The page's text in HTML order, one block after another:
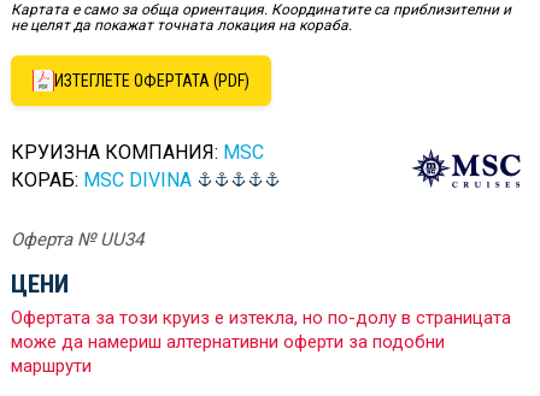
Картата е само за обща ориентация. Координатите са приблизителни и
не целят да покажат точната локация на кораба.
ИЗТЕГЛЕТЕ ОФЕРТАТА (PDF)
КРУИЗНА КОМПАНИЯ: MSC
КОРАБ: MSC DIVINA
Оферта № UU34
ЦЕНИ
Офертата за този круиз е изтекла, но по-долу в страницата
може да намериш алтернативни оферти за подобни
маршрути